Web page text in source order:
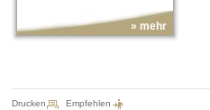
» mehr
Drucken Empfehlen